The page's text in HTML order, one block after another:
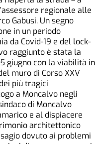
regionale alle
Gabusi. Un segno
in un periodo
da Covid-19 e del lock-
raggiunto è stata la
giugno con la viabilità in
muro di Corso XXV
più tragici
a Moncalvo negli
di Moncalvo
e al dispiacere
architettonico
dovuto ai problemi